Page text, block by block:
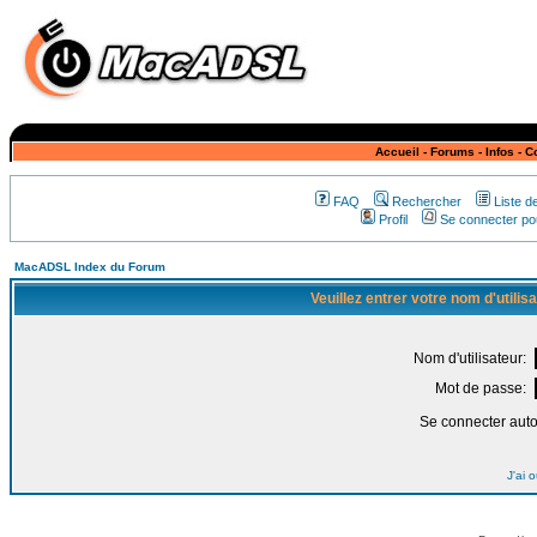
Accueil - Forums - Infos -
FAQ Rechercher
Liste
Profil
Se connecter
MacADSL Index du Forum
Veuillez entrer votre nom
Nom d'utilisateur:
Mot de passe:
Se connecter
J'ai